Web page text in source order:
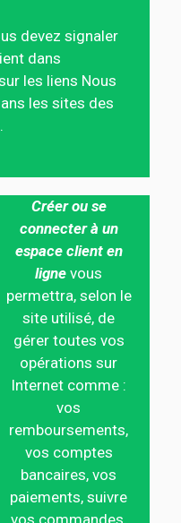
devez signaler
dans
les liens Nous
les sites des
Créer ou se
connecter à un
espace client en
ligne vous
permettra, selon le
site utilisé, de
gérer toutes vos
opérations sur
Internet comme :
vos
remboursements,
vos comptes
bancaires, vos
paiements, suivre
vos commandes,